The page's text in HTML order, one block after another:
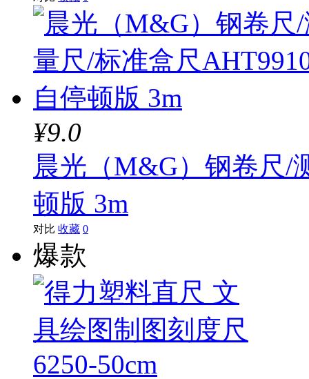
¥9.0
晨光（M&G）钢卷尺/
顿版 3m
对比 收藏 0
爆款